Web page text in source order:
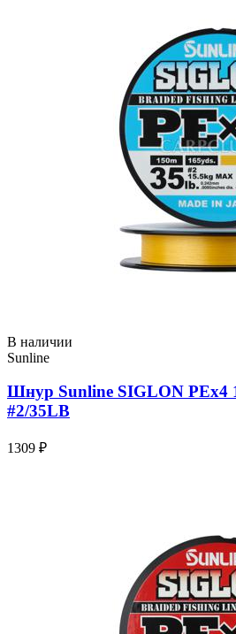
В наличии
Sunline
Шнур Sunline SIGLON PEx4
#2/35LB
1309 ₽